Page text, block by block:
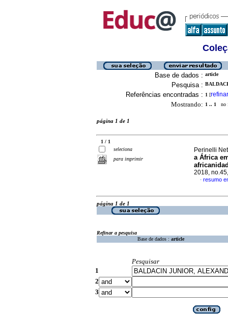
Base de dados : article
Pesquisa :
Referências encontradas : 1 [refinar
Mostrando: 1 .. 1 no
página 1 de 1
1 / 1
seleciona
para imprimir
Perinelli
a África
2018,
· resumo
página 1 de 1
Refinar a pesquisa
Base de dados : article
Pesquisar
1
2
3